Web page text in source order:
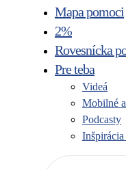
Mapa pomoci
2%
Rovesnícka
Pre teba
Videá
Mobilné
Podcasty
Inšpirácia